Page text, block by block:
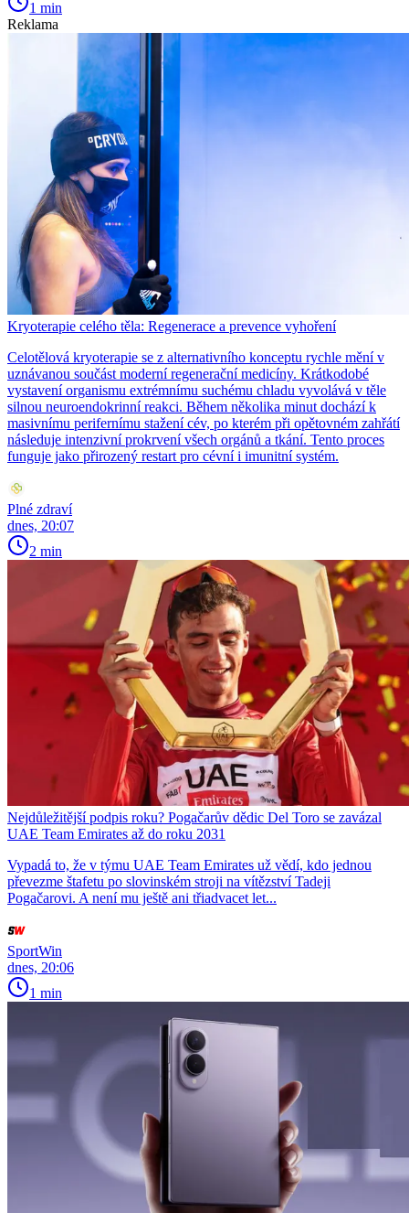
1 min
Reklama
Kryoterapie celého těla: Regenerace a prevence vyhoření
Celotělová kryoterapie se z alternativního konceptu rychle mění v
uznávanou součást moderní regenerační medicíny. Krátkodobé
vystavení organismu extrémnímu suchému chladu vyvolává v těle
silnou neuroendokrinní reakci. Během několika minut dochází k
masivnímu perifernímu stažení cév, po kterém při opětovném zahřátí
následuje intenzivní prokrvení všech orgánů a tkání. Tento proces
funguje jako přirozený restart pro cévní i imunitní systém.
Plné zdraví
dnes, 20:07
2 min
Nejdůležitější podpis roku? Pogačarův dědic Del Toro se zavázal
UAE Team Emirates až do roku 2031
Vypadá to, že v týmu UAE Team Emirates už vědí, kdo jednou
převezme štafetu po slovinském stroji na vítězství Tadeji
Pogačarovi. A není mu ještě ani třiadvacet let...
SportWin
dnes, 20:06
1 min